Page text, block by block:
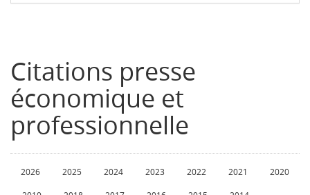
Citations presse
économique et
professionnelle
2026 2025 2024 2023 2022 2021 2020